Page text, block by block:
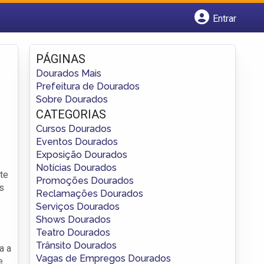
Entrar
Fazer login
Criar conta
a
PÁGINAS
Dourados Mais
Prefeitura de Dourados
Sobre Dourados
CATEGORIAS
Cursos Dourados
Eventos Dourados
Exposição Dourados
Notícias Dourados
Promoções Dourados
Reclamações Dourados
Serviços Dourados
Shows Dourados
Teatro Dourados
Trânsito Dourados
Vagas de Empregos Dourados